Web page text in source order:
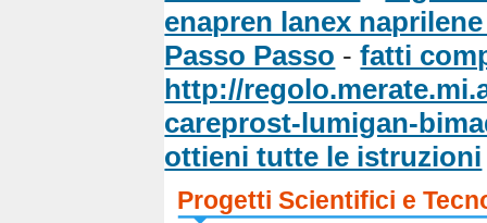
enapren lanex
Passo Passo -fatti
http://
careprost-lumigan-
ottieni tutte le istruzioni
Progetti Scientifici e